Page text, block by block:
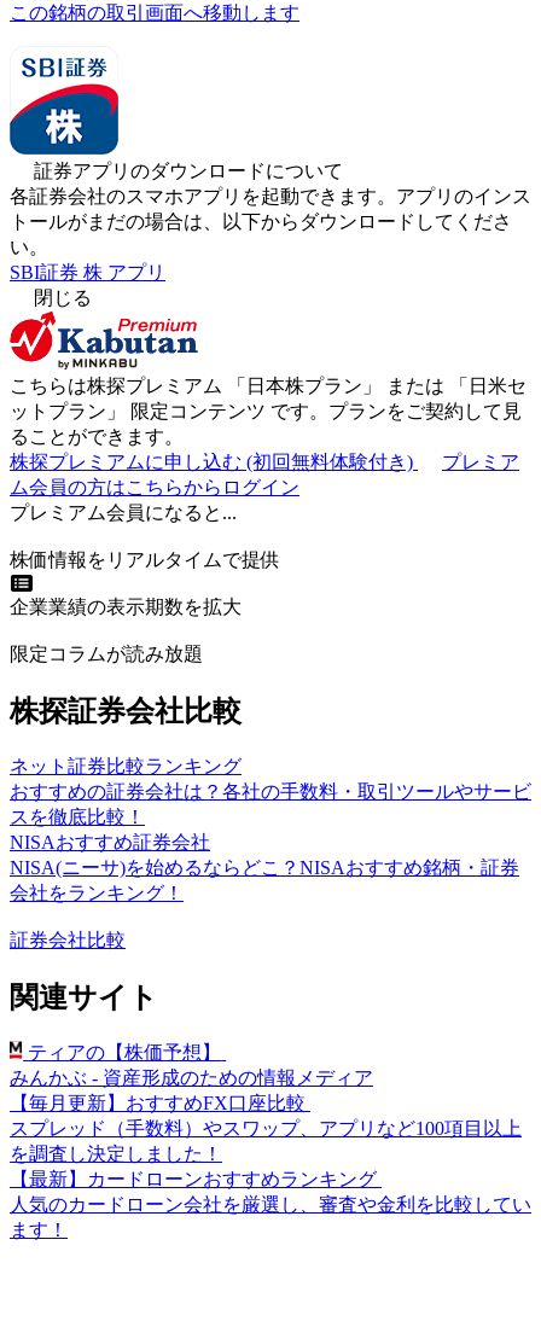
この銘柄の取引画面へ移動します
証券アプリのダウンロードについて
各証券会社のスマホアプリを起動できます。アプリのインス
トールがまだの場合は、以下からダウンロードしてくださ
い。
SBI証券 株 アプリ
閉じる
こちらは株探プレミアム 「 日本株プラン 」 または 「 日米セ
ットプラン 」 限定コンテンツ です。プランをご契約して見
ることができます。
株探プレミアムに申し込む (初回無料体験付き)
プレミア
ム会員の方はこちらからログイン
プレミアム会員になると...
株価情報をリアルタイムで提供
企業業績の表示期数を拡大
限定コラムが読み放題
株探証券会社比較
ネット証券比較ランキング
おすすめの証券会社は？各社の手数料・取引ツールやサービ
スを徹底比較！
NISAおすすめ証券会社
NISA(ニーサ)を始めるならどこ？NISAおすすめ銘柄・証券
会社をランキング！
証券会社比較
関連サイト
ティアの【株価予想】
みんかぶ - 資産形成のための情報メディア
【毎月更新】おすすめFX口座比較
スプレッド（手数料）やスワップ、アプリなど100項目以上
を調査し決定しました！
【最新】カードローンおすすめランキング
人気のカードローン会社を厳選し、審査や金利を比較してい
ます！